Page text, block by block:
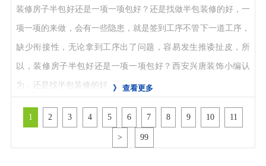
装修房子半包好还是一项一项包好？还是找做半包装修的好，一
项一项的来做，会有一些隐患，就是签到工序不管下一道工序，
缺少衔接性，无论拿到工序出了问题，容易发生推诿扯皮，所
以，装修房子半包好还是一项一项包好？西安兴唐装饰小编认
为，还是找半包装修的好。》 查看更多
1 2 3 4 5 6 7 8 9 10 11
> 99